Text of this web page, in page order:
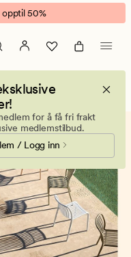
opptil 50%
for å få fri frakt
medlemstilbud.
/ Logg inn